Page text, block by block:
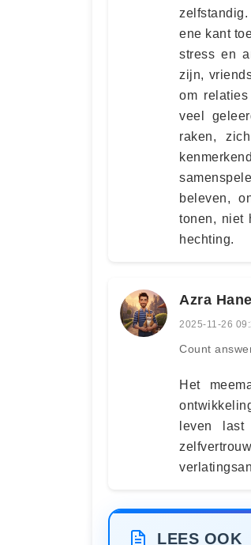
ene kant
stress en
zijn,
om
veel
raken,
beleven,
tonen, niet
hechting.
Azra
2025-11-26
Count
Het
leven
LEES OOK